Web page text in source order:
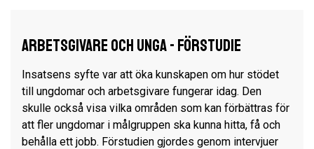
Arbetsgivare och unga - Förstudie
Insatsens syfte var att öka kunskapen om hur stödet
till ungdomar och arbetsgivare fungerar idag. Den
skulle också visa vilka områden som kan förbättras för
att fler ungdomar i målgruppen ska kunna hitta, få och
behålla ett jobb. Förstudien gjordes genom intervjuer